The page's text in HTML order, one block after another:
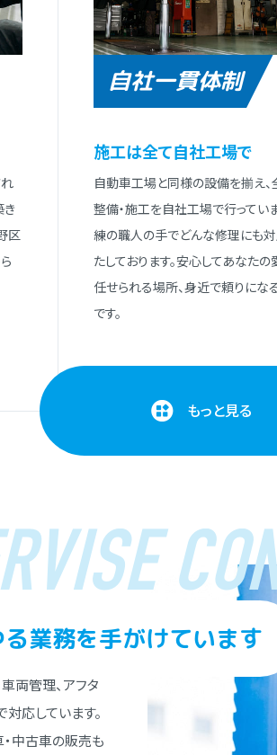
区
自社一貫体制
施⼯は全て⾃社⼯場で
⾃動⾞⼯場と同様の設備を揃え、
整備・施⼯を⾃社⼯場で⾏ってい
練の職⼈の⼿でどんな修理にも
たしております。安⼼してあなた
任せられる場所、⾝近で頼りにな
です。
もっと見る
業務を⼿がけています
両管理、アフタ
応しています。
中古⾞の販売も